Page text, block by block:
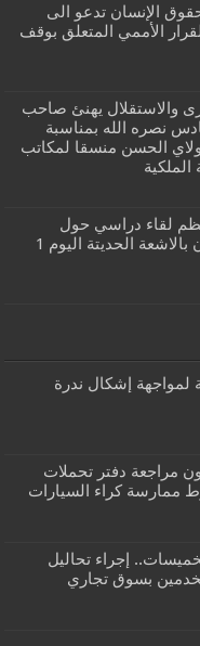
الإنسان تدعو الى
الأممي المتعلق بوقف
والاستقلال يهنئ صاحب
نصره الله بمناسبة
الحسن منسقا لمكاتب
لقاء دراسي حول
مستجدات علاج السرطان بالاشعة الحديتة اليوم 1
لمواجهة إشكال ندرة
مراجعة دفتر تحملات
ممارسة كراء السيارات
إجراء تحاليل
بسوق تجاري